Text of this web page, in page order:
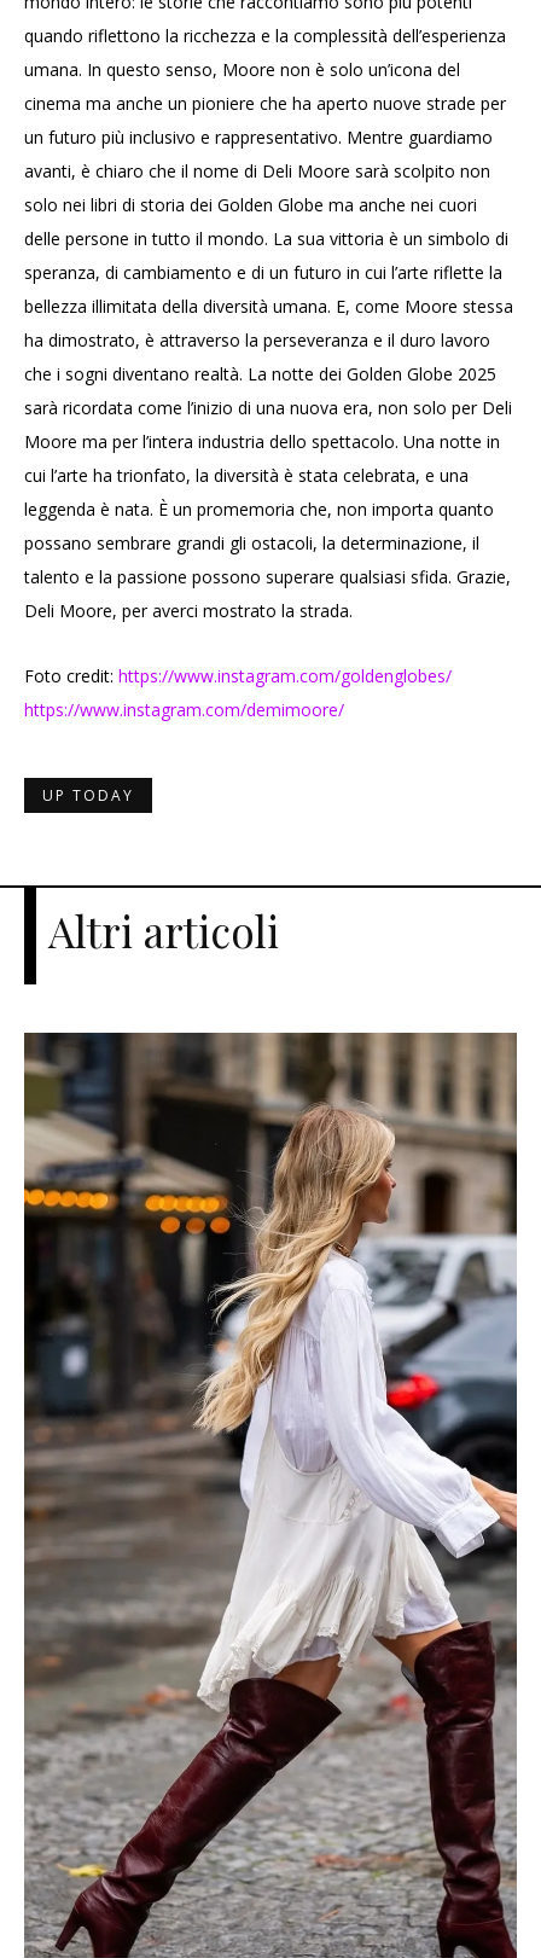
quando riflettono la ricchezza e la complessità dell’esperienza
umana. In questo senso, Moore non è solo un’icona del
cinema ma anche un pioniere che ha aperto nuove strade per
un futuro più inclusivo e rappresentativo. Mentre guardiamo
avanti, è chiaro che il nome di Deli Moore sarà scolpito non
solo nei libri di storia dei Golden Globe ma anche nei cuori
delle persone in tutto il mondo. La sua vittoria è un simbolo di
speranza, di cambiamento e di un futuro in cui l’arte riflette la
bellezza illimitata della diversità umana. E, come Moore stessa
ha dimostrato, è attraverso la perseveranza e il duro lavoro
che i sogni diventano realtà. La notte dei Golden Globe 2025
sarà ricordata come l’inizio di una nuova era, non solo per Deli
Moore ma per l’intera industria dello spettacolo. Una notte in
cui l’arte ha trionfato, la diversità è stata celebrata, e una
leggenda è nata. È un promemoria che, non importa quanto
possano sembrare grandi gli ostacoli, la determinazione, il
talento e la passione possono superare qualsiasi sfida. Grazie,
Deli Moore, per averci mostrato la strada.
Foto credit: https://www.instagram.com/goldenglobes/
https://www.instagram.com/demimoore/
UP TODAY
Altri articoli